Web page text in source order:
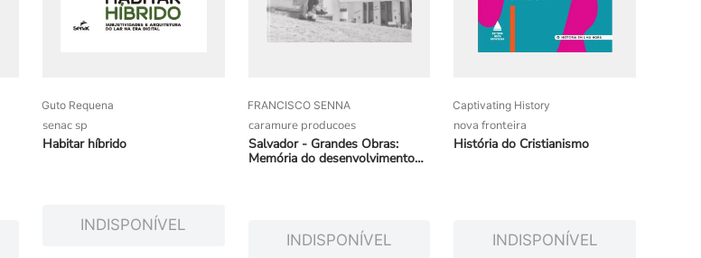
Guto Requena
senac sp
Habitar híbrido
INDISPONÍVEL
FRANCISCO SENNA
caramure producoes
Salvador - Grandes Obras:
Memória do desenvolvimento
INDISPONÍVEL
Captivating History
nova fronteira
História do Cristianismo
INDISPONÍVEL